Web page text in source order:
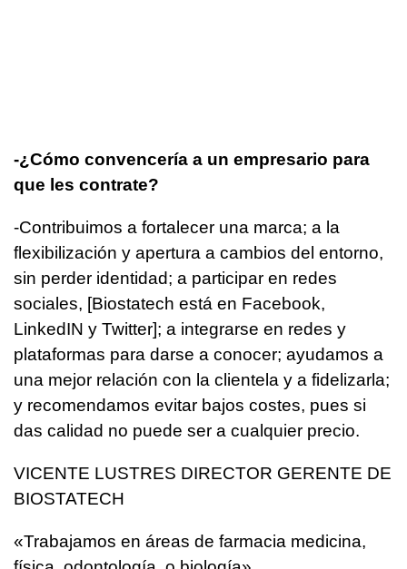
-¿Cómo convencería a un empresario para
que les contrate?
-Contribuimos a fortalecer una marca; a la
flexibilización y apertura a cambios del entorno,
sin perder identidad; a participar en redes
sociales, [Biostatech está en Facebook,
LinkedIN y Twitter]; a integrarse en redes y
plataformas para darse a conocer; ayudamos a
una mejor relación con la clientela y a fidelizarla;
y recomendamos evitar bajos costes, pues si
das calidad no puede ser a cualquier precio.
VICENTE LUSTRES DIRECTOR GERENTE DE
BIOSTATECH
«Trabajamos en áreas de farmacia medicina,